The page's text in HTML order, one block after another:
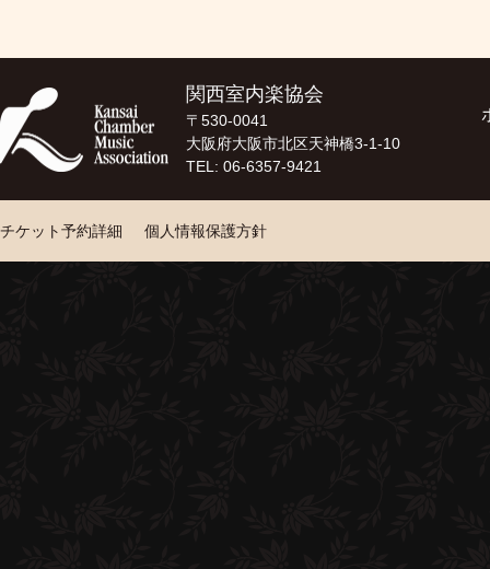
関西室内楽協会
〒530-0041
大阪府大阪市北区天神橋3-1-10
TEL: 06-6357-9421
チケット予約詳細 個人情報保護方針